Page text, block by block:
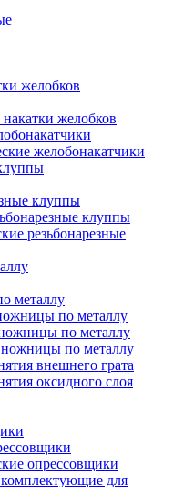
желобков
желобков
желобонакатчики
клуппы
клуппы
резьбонарезные
металлу
по металлу
по металлу
по металлу
внешнего грата
оксидного слоя
опрессовщики
для